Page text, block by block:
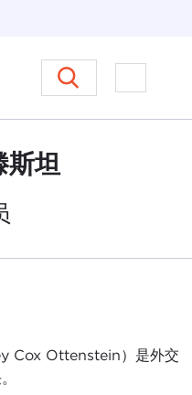
Council 国际事务中的
打开菜单
斯坦
Cox Ottenstein）是外交